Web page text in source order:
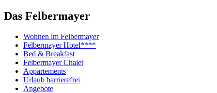
Das Felbermayer
Wohnen im Felbermayer
Felbermayer Hotel****
Bed & Breakfast
Felbermayer Chalet
Appartements
Urlaub barrierefrei
Angebote